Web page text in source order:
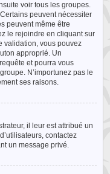
voir tous les groupes.
peuvent nécessiter
peuvent même être
le rejoindre en cliquant sur
validation, vous pouvez
approprié. Un
et pourra vous
N’importunez pas le
ses raisons.
il leur est attribué un
contactez
un message privé.